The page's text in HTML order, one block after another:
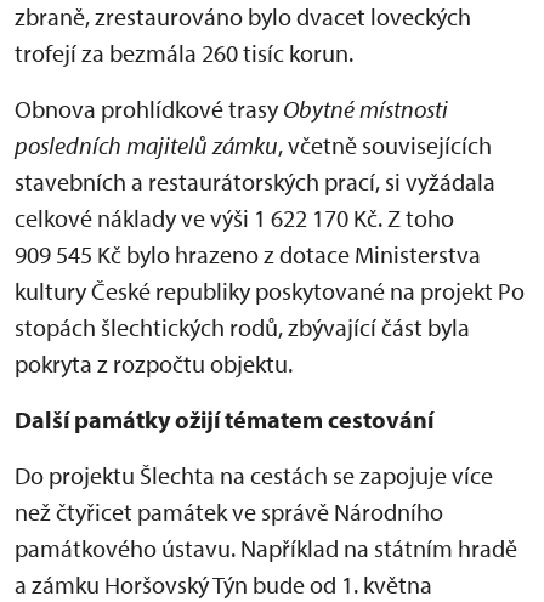
zbraně, zrestaurováno bylo dvacet loveckých
trofejí za bezmála 260 tisíc korun.
Obnova prohlídkové trasy Obytné místnosti
posledních majitelů zámku, včetně souvisejících
stavebních a restaurátorských prací, si vyžádala
celkové náklady ve výši 1 622 170 Kč. Z toho
909 545 Kč bylo hrazeno z dotace Ministerstva
kultury České republiky poskytované na projekt Po
stopách šlechtických rodů, zbývající část byla
pokryta z rozpočtu objektu.
Další památky ožijí tématem cestování
Do projektu Šlechta na cestách se zapojuje více
než čtyřicet památek ve správě Národního
památkového ústavu. Například na státním hradě
a zámku Horšovský Týn bude od 1. května